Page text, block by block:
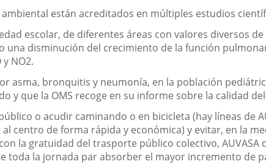
están acreditados en múltiples estudios
escolar, de diferentes áreas con valores diversos
disminución del crecimiento de la función
NO2.
asma, bronquitis y neumonía, en la población
y que la OMS recoge en su informe sobre la calidad
o acudir caminando o en bicicleta (hay líneas de
centro de forma rápida y económica) y evitar, en la
la gratuidad del trasporte público colectivo, AUVASA
toda la jornada par absorber el mayor incremento de